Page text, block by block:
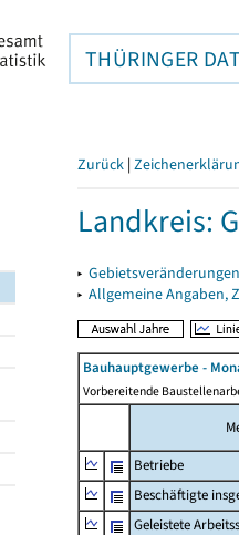
THÜRINGER
Zurück |
Landkreis:
▸
▸ Allgemeine Angaben,
Bauhauptgewerbe -
Vorbereitende
Betriebe
Beschäftigte
Geleistete